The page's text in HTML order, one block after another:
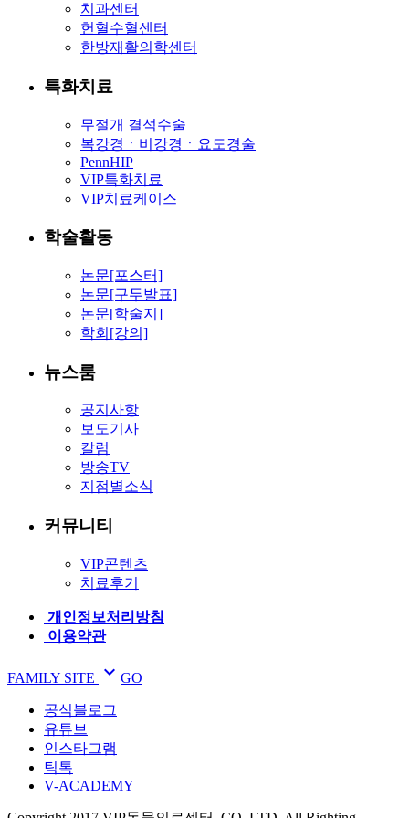
치과센터
헌혈수혈센터
한방재활의학센터
특화치료
무절개 결석수술
복강경ㆍ비강경ㆍ요도경술
PennHIP
VIP특화치료
VIP치료케이스
학술활동
논문[포스터]
논문[구두발표]
논문[학술지]
학회[강의]
뉴스룸
공지사항
보도기사
칼럼
방송TV
지점별소식
커뮤니티
VIP콘텐츠
치료후기
개인정보처리방침
이용약관
FAMILY SITE  GO
공식블로그
유튜브
인스타그램
틱톡
V-ACADEMY